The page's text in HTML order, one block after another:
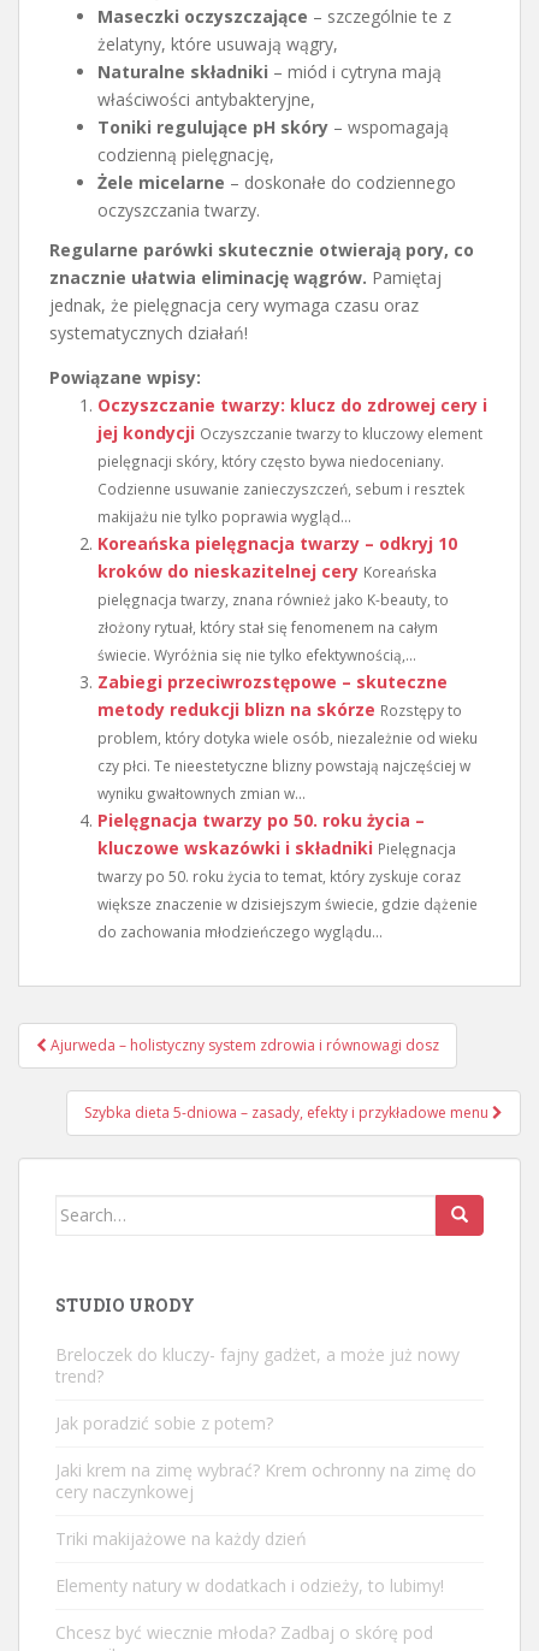
Maseczki oczyszczające – szczególnie te z
żelatyny, które usuwają wągry,
Naturalne składniki – miód i cytryna mają
właściwości antybakteryjne,
Toniki regulujące pH skóry – wspomagają
codzienną pielęgnację,
Żele micelarne – doskonałe do codziennego
oczyszczania twarzy.
Regularne parówki skutecznie otwierają pory, co
znacznie ułatwia eliminację wągrów. Pamiętaj
jednak, że pielęgnacja cery wymaga czasu oraz
systematycznych działań!
Powiązane wpisy:
Oczyszczanie twarzy: klucz do zdrowej cery i
jej kondycji Oczyszczanie twarzy to kluczowy element
pielęgnacji skóry, który często bywa niedoceniany.
Codzienne usuwanie zanieczyszczeń, sebum i resztek
makijażu nie tylko poprawia wygląd...
Koreańska pielęgnacja twarzy – odkryj 10
kroków do nieskazitelnej cery Koreańska
pielęgnacja twarzy, znana również jako K-beauty, to
złożony rytuał, który stał się fenomenem na całym
świecie. Wyróżnia się nie tylko efektywnością,...
Zabiegi przeciwrozstępowe – skuteczne
metody redukcji blizn na skórze Rozstępy to
problem, który dotyka wiele osób, niezależnie od wieku
czy płci. Te nieestetyczne blizny powstają najczęściej w
wyniku gwałtownych zmian w...
Pielęgnacja twarzy po 50. roku życia –
kluczowe wskazówki i składniki Pielęgnacja
twarzy po 50. roku życia to temat, który zyskuje coraz
większe znaczenie w dzisiejszym świecie, gdzie dążenie
do zachowania młodzieńczego wyglądu...
Nawigacja
wpisu
Ajurweda – holistyczny system zdrowia i równowagi dosz
Szybka dieta 5-dniowa – zasady, efekty i przykładowe menu
Search
STUDIO URODY
Breloczek do kluczy- fajny gadżet, a może już nowy
trend?
Jak poradzić sobie z potem?
Jaki krem na zimę wybrać? Krem ochronny na zimę do
cery naczynkowej
Triki makijażowe na każdy dzień
Elementy natury w dodatkach i odzieży, to lubimy!
Chcesz być wiecznie młoda? Zadbaj o skórę pod